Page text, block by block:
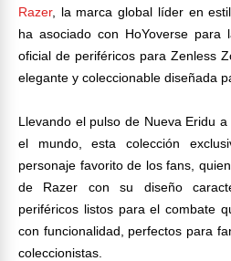
Razer, la marca global líder en
ha asociado con HoYoverse para
oficial de periféricos para Zenless
elegante y coleccionable diseñada
Llevando el pulso de Nueva Eridu
el mundo, esta colección
personaje favorito de los fans,
de Razer con su diseño
periféricos listos para el combate
con funcionalidad, perfectos para
coleccionistas.